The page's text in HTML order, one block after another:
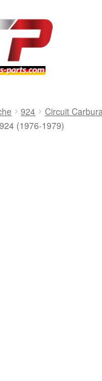
924
Circuit
(1976-1979)